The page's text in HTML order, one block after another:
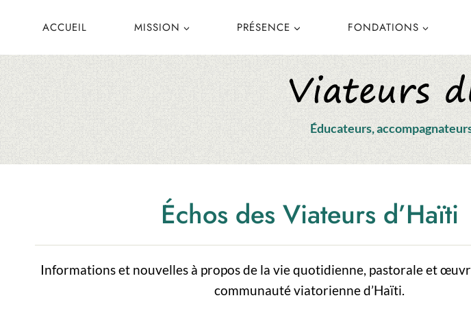
ACCUEIL MISSION PRÉSENCE FONDATIONS
Éducateurs,
Échos des Viateurs d’Haïti
Informations et nouvelles à propos de la vie quotidienne, pastorale et
communauté viatorienne d’Haïti.